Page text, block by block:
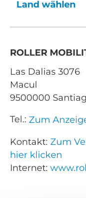
Land wählen
ROLLER
Las Dalias 3076
Macul
9500000
Tel.: Zum
Kontakt: Zum
hier klicken
Internet: